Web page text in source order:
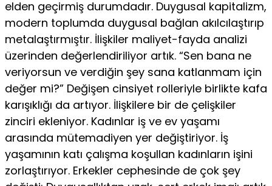
elden ge­çirmiş durumdadır. Duygusal kapitalizm,
modern toplumda duygusal bağlan akılcılaştırıp
metalaştırmıştır. İlişkiler maliyet-fayda analizi
üzerinden değerlendiriliyor artık. “Sen bana ne
veriyorsun ve verdiğin şey sana katlanmam için
değer mi?” Değişen cinsiyet rolle­riyle birlikte kafa
karışıklığı da artıyor. İlişkilere bir de çe­lişkiler
zinciri ekleniyor. Kadınlar iş ve ev yaşamı
arasında mütemadiyen yer değiştiriyor. İş
yaşamının katı çalışma ko­şullan kadınların işini
zorlaştırıyor. Erkekler cephesinde de çok şey